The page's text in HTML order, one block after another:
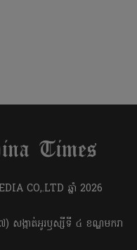
CO,.LTD ឆ្នាំ​ 2026
ង្កាត់អូរឫស្សីទី ៤ ខណ្ឌមករា